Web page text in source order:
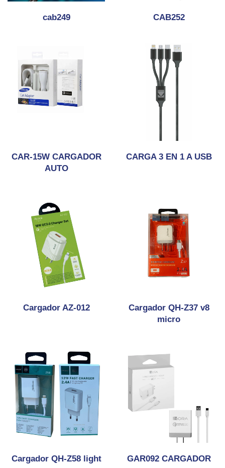
cab249 CAB252
CAR-15W CARGADOR
AUTO
CARGA 3 EN 1 A USB
Cargador AZ-012
Cargador QH-Z37 v8
micro
Cargador QH-Z58 light GAR092 CARGADOR